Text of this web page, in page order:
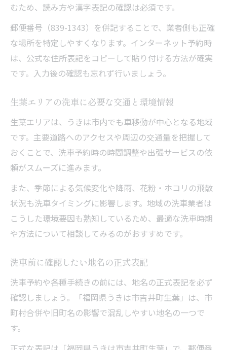
むため、読み方や漢字表記の確認は必須です。
郵便番号（839-1343）を併記することで、業者側も正確
な場所を特定しやすくなります。インターネット予約時
は、公式な住所表記をコピーして貼り付ける方法が確実
です。入力後の確認も忘れず行いましょう。
生葉エリアの洗車に必要な交通と環境情報
生葉エリアは、うきは市内でも車移動が中心となる地域
です。主要道路へのアクセスや周辺の交通量を把握して
おくことで、洗車予約時の時間調整や出張サービスの依
頼がスムーズに進みます。
また、季節による気候変化や降雨、花粉・ホコリの飛散
状況も洗車タイミングに影響します。地域の洗車業者は
こうした環境要因も熟知しているため、最適な洗車時期
や方法について相談してみるのがおすすめです。
洗車前に確認したい地名の正式表記
洗車予約や各種手続きの前には、地名の正式表記を必ず
確認しましょう。「福岡県うきは市吉井町生葉」は、市
町村合併や旧町名の影響で混乱しやすい地名の一つで
す。